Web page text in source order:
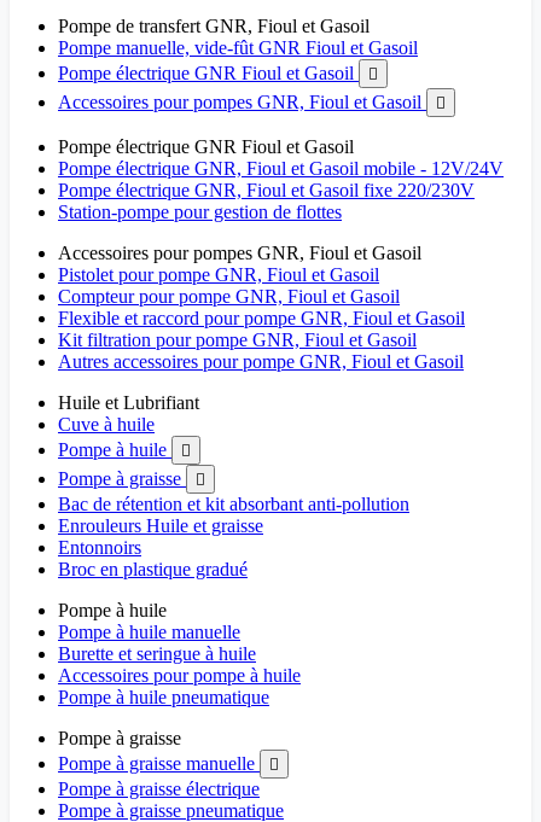
Pompe de transfert GNR, Fioul et Gasoil
Pompe manuelle, vide-fût GNR Fioul et Gasoil
Pompe électrique GNR Fioul et Gasoil

Accessoires pour pompes GNR, Fioul et Gasoil 
Pompe électrique GNR Fioul et Gasoil
Pompe électrique GNR, Fioul et Gasoil mobile - 12V/24V
Pompe électrique GNR, Fioul et Gasoil fixe 220/230V
Station-pompe pour gestion de flottes
Accessoires pour pompes GNR, Fioul et Gasoil
Pistolet pour pompe GNR, Fioul et Gasoil
Compteur pour pompe GNR, Fioul et Gasoil
Flexible et raccord pour pompe GNR, Fioul et Gasoil
Kit filtration pour pompe GNR, Fioul et Gasoil
Autres accessoires pour pompe GNR, Fioul et Gasoil
Huile et Lubrifiant
Cuve à huile
Pompe à huile

Pompe à graisse 
Bac de rétention et kit absorbant anti-pollution
Enrouleurs Huile et graisse
Entonnoirs
Broc en plastique gradué
Pompe à huile
Pompe à huile manuelle
Burette et seringue à huile
Accessoires pour pompe à huile
Pompe à huile pneumatique
Pompe à graisse
Pompe à graisse manuelle

Pompe à graisse électrique
Pompe à graisse pneumatique